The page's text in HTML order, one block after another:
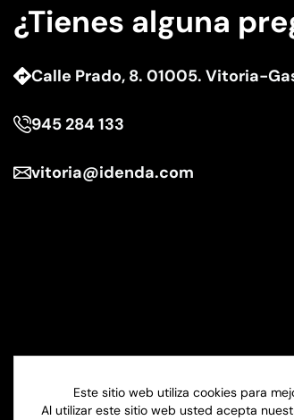
¿Tienes alguna
Calle Prado, 8. 01005. Vitoria-
945 284 133
vitoria@idenda.com
Este sitio web utiliza cookies para
Al utilizar este sitio web usted acepta